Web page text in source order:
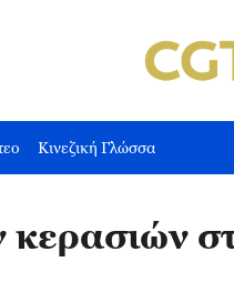
Κινεζική Γλώσσα